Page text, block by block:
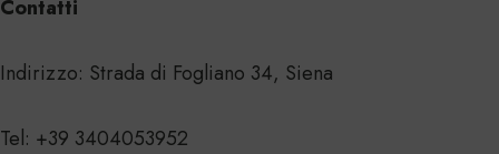
Contatti
Indirizzo: Strada di Fogliano 34, Siena
Tel: +39 3404053952